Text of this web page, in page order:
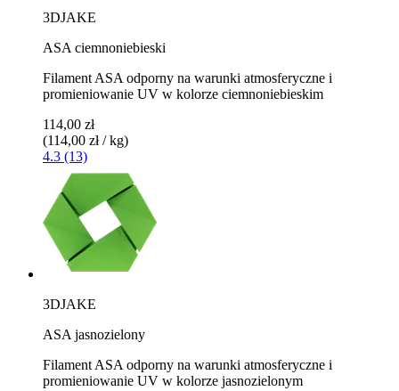
3DJAKE
ASA ciemnoniebieski
Filament ASA odporny na warunki atmosferyczne i
promieniowanie UV w kolorze ciemnoniebieskim
114,00 zł
(114,00 zł / kg)
4.3 (13)
3DJAKE
ASA jasnozielony
Filament ASA odporny na warunki atmosferyczne i
promieniowanie UV w kolorze jasnozielonym